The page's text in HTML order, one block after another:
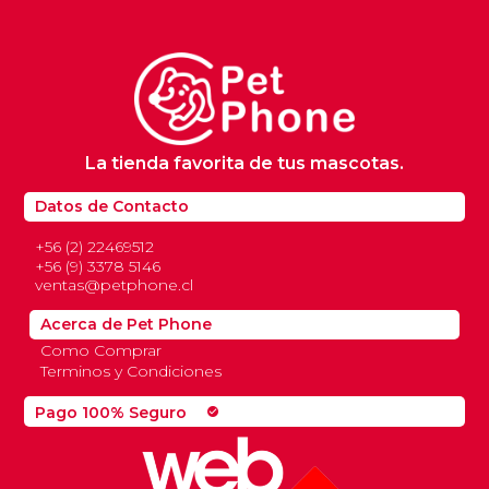
Pago 100% Seguro check_circle
Datos de Contacto
+56 (2) 22469512
+56 (9) 3378 5146
ventas@petphone.cl
La tienda favorita de tus mascotas.
Acerca de Pet Phone
Como Comprar
Terminos y Condiciones